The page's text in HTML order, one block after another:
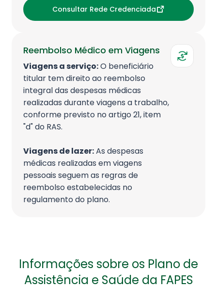
Consultar Rede Credenciada
Reembolso Médico em Viagens
Viagens a serviço:O beneficiário
titular tem direito ao reembolso
integral das despesas médicas
realizadas durante viagens a trabalho,
conforme previsto no artigo 21, item
"d" do RAS.
Viagens de lazer:As despesas
médicas realizadas em viagens
pessoais seguem as regras de
reembolso estabelecidas no
regulamento do plano.
Informações sobre os Plano de
Assistência e Saúde da FAPES